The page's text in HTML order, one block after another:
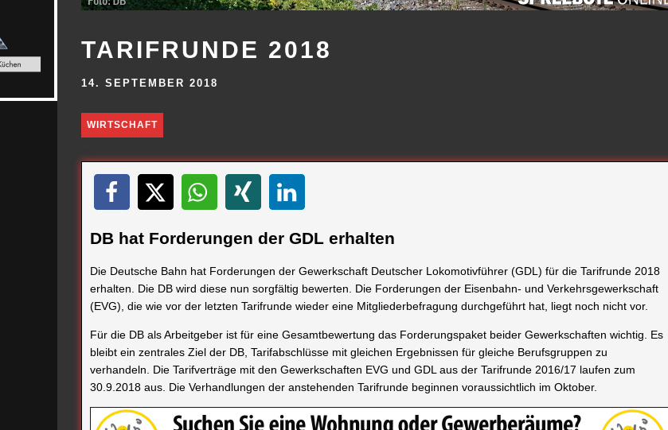
TARIFRUNDE 2018
14. SEPTEMBER 2018
WIRTSCHAFT
DB hat Forderungen der GDL erhalten
Die Deutsche Bahn hat Forderungen der Gewerkschaft Deutscher Lokomotivführer (GDL) für die Tarifrunde 2018
erhalten. Die DB wird diese nun sorgfältig bewerten. Die Forderungen der Eisenbahn- und Verkehrsgewerkschaft
(EVG), die wie vor der letzten Tarifrunde wieder eine Mitgliederbefragung durchgeführt hat, liegt noch nicht vor.
Für die DB als Arbeitgeber ist für eine Gesamtbewertung das Forderungspaket beider Gewerkschaften wichtig. Es
bleibt ein zentrales Ziel der DB, Tarifabschlüsse mit gleichen Ergebnissen für gleiche Berufsgruppen zu
verhandeln. Die Tarifverträge mit den Gewerkschaften EVG und GDL aus der Tarifrunde 2016/17 laufen zum
30.9.2018 aus. Die Verhandlungen der anstehenden Tarifrunde beginnen voraussichtlich im Oktober.